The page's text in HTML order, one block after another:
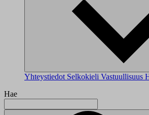
Yhteystiedot Selkokieli Vastuullisuus
Hae